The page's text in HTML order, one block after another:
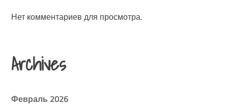
Нет комментариев для просмотра.
Archives
Февраль 2026